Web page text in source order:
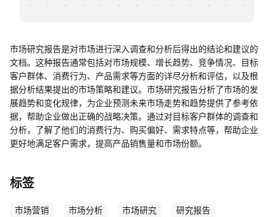
市场研究报告是对市场进行深入调查和分析后得出的结论和建议的
文档。这种报告通常包括对市场规模、增长趋势、竞争情况、目标
客户群体、消费行为、产品需求等方面的详尽分析和评估，以及根
据分析结果提出的市场策略和建议。市场研究报告分析了市场的发
展趋势和变化规律，为企业预测未来市场走势和趋势提供了参考依
据，帮助企业做出正确的战略决策。通过对目标客户群体的调查和
分析，了解了他们的消费行为、购买偏好、需求特点等，帮助企业
更好地满足客户需求，提高产品销售量和市场份额。
标签
市场营销 市场分析 市场研究 研究报告